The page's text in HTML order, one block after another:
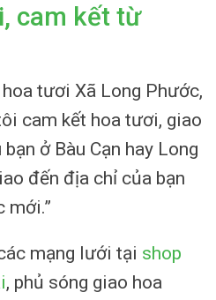
cam kết từ
tươi Xã Long Phước,
cam kết hoa tươi, giao
ở Bàu Cạn hay Long
đến địa chỉ của bạn
mới.”
mạng lưới tại shop
, phủ sóng giao hoa